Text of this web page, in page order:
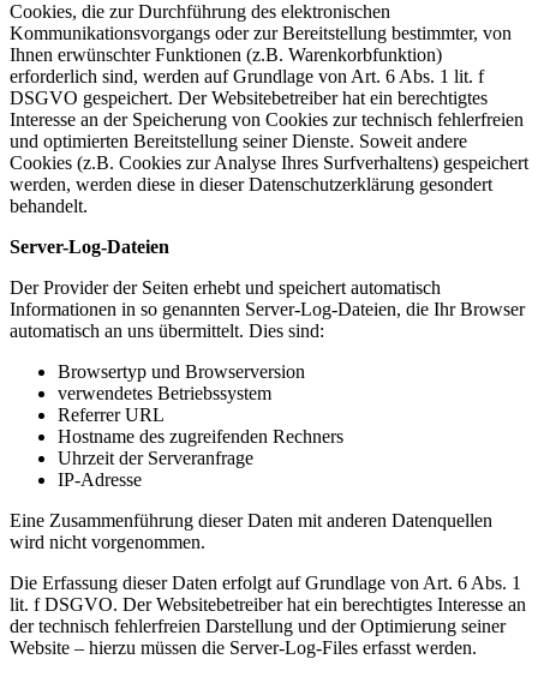
Cookies, die zur Durchführung des elektronischen
Kommunikationsvorgangs oder zur Bereitstellung bestimmter, von
Ihnen erwünschter Funktionen (z.B. Warenkorbfunktion)
erforderlich sind, werden auf Grundlage von Art. 6 Abs. 1 lit. f
DSGVO gespeichert. Der Websitebetreiber hat ein berechtigtes
Interesse an der Speicherung von Cookies zur technisch fehlerfreien
und optimierten Bereitstellung seiner Dienste. Soweit andere
Cookies (z.B. Cookies zur Analyse Ihres Surfverhaltens) gespeichert
werden, werden diese in dieser Datenschutzerklärung gesondert
behandelt.
Server-Log-Dateien
Der Provider der Seiten erhebt und speichert automatisch
Informationen in so genannten Server-Log-Dateien, die Ihr Browser
automatisch an uns übermittelt. Dies sind:
Browsertyp und Browserversion
verwendetes Betriebssystem
Referrer URL
Hostname des zugreifenden Rechners
Uhrzeit der Serveranfrage
IP-Adresse
Eine Zusammenführung dieser Daten mit anderen Datenquellen
wird nicht vorgenommen.
Die Erfassung dieser Daten erfolgt auf Grundlage von Art. 6 Abs. 1
lit. f DSGVO. Der Websitebetreiber hat ein berechtigtes Interesse an
der technisch fehlerfreien Darstellung und der Optimierung seiner
Website – hierzu müssen die Server-Log-Files erfasst werden.